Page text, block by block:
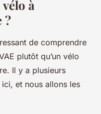
à
?
de comprendre
plutôt qu’un vélo
Il y a plusieurs
et nous allons les